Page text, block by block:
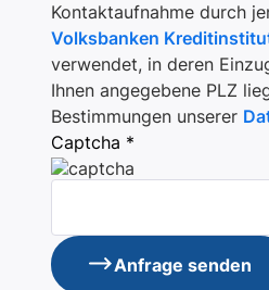
Kontaktaufnahme durch
Volksbanken
verwendet, in deren
Ihnen angegebene PLZ
Bestimmungen unserer
Captcha *
Anfrage senden